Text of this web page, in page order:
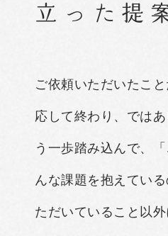
立 っ た 提
ご依頼いただいたこ
応して終わり、では
う一歩踏み込んで、
んな課題を抱えてい
ただいていること以